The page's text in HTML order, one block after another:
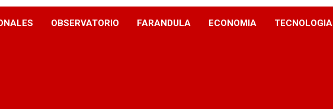
OBSERVATORIO FARANDULA ECONOMIA TECNOLOGIA